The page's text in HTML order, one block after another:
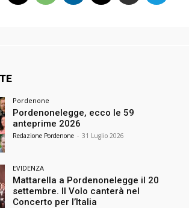
Pordenone
Pordenonelegge, ecco le 59
anteprime 2026
Redazione Pordenone - 31 Luglio 2026
EVIDENZA
Mattarella a Pordenonelegge il 20
settembre. Il Volo canterà nel
Concerto per l’Italia